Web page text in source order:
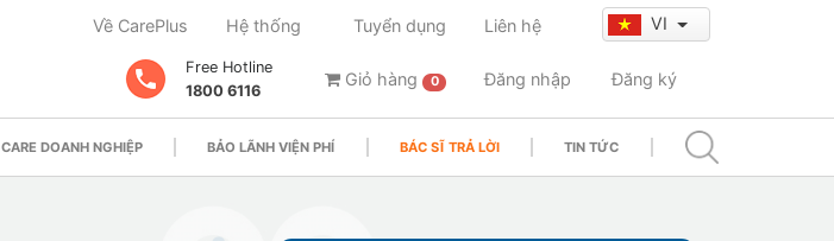
Về CarePlus Hệ thống Tuyển dụng Liên hệ VI
Free Hotline
1800 6116
Giỏ hàng 0 Đăng nhập Đăng ký
CARE DOANH NGHIỆP BẢO LÃNH VIỆN PHÍ BÁC SĨ TRẢ LỜI TIN TỨC